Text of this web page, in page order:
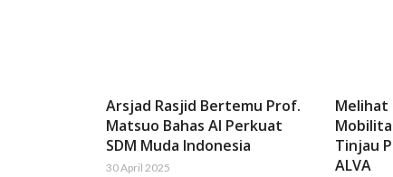
Arsjad Rasjid Bertemu Prof.
Matsuo Bahas AI Perkuat
SDM Muda Indonesia
30 April 2025
Melihat
Tinjau
ALVA